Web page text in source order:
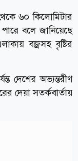
৬০ কিলোমিটার
বলে জানিয়েছে
বজ্রসহ বৃষ্টির
দেশের অভ্যন্তরীণ
দেয়া সতর্কবার্তায়